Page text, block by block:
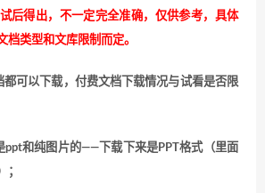
后得出，不一定完全准确，仅供参考，具体
档类型和文库限制而定。
都可以下载，付费文档下载情况与试看是否限
ppt和纯图片的——下载下来是PPT格式（里面
；